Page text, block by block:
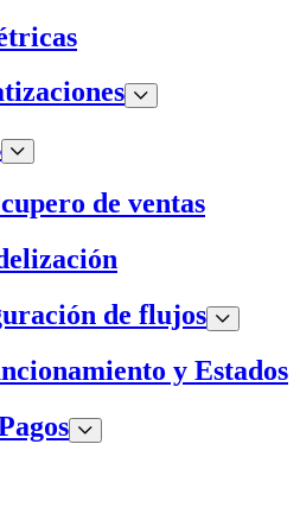
de ventas
de flujos
y Estados